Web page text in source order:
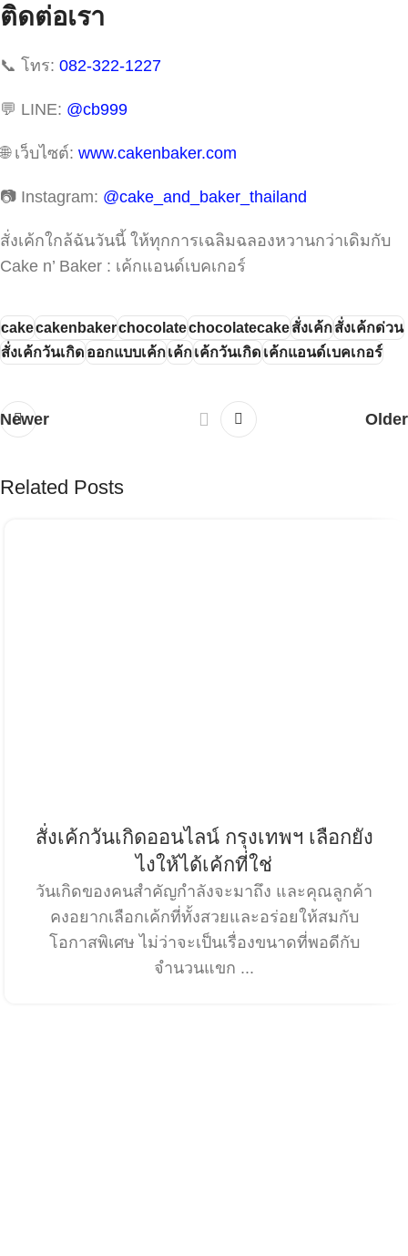
ติดต่อเรา
📞 โทร: 082-322-1227
💬 LINE: @cb999
🌐 เว็บไซต์: www.cakenbaker.com
📷 Instagram: @cake_and_baker_thailand
สั่งเค้กใกล้ฉันวันนี้ ให้ทุกการเฉลิมฉลองหวานกว่าเดิมกับ
Cake n’ Baker : เค้กแอนด์เบคเกอร์
cakecakenbakerchocolatechocolatecakeสั่งเค้กสั่งเค้กด่วน
สั่งเค้กวันเกิดออกแบบเค้กเค้กเค้กวันเกิดเค้กแอนด์เบคเกอร์
Newer Older
Related Posts
สั่งเค้กวันเกิดออนไลน์ กรุงเทพฯ เลือกยัง
ไงให้ได้เค้กที่ใช่
วันเกิดของคนสำคัญกำลังจะมาถึง และคุณลูกค้า
คงอยากเลือกเค้กที่ทั้งสวยและอร่อยให้สมกับ
โอกาสพิเศษ ไม่ว่าจะเป็นเรื่องขนาดที่พอดีกับ
จำนวนแขก ...